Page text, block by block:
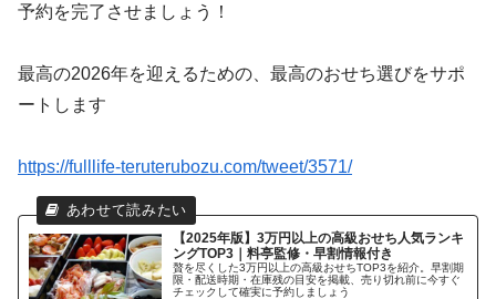
予約を完了させましょう！
最高の2026年を迎えるための、最高のおせち選びをサポ
ートします
https://fulllife-teruterubozu.com/tweet/3571/
【2025年版】3万円以上の高級おせち人気ランキ
ングTOP3｜料亭監修・早割情報付き
贅を尽くした3万円以上の高級おせちTOP3を紹介。早割期
限・配送時期・在庫残の目安を掲載、売り切れ前に今すぐ
チェックして確実に予約しましょう